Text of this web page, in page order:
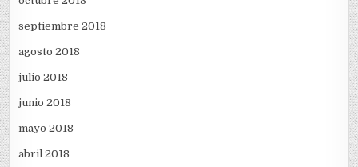
septiembre 2018
agosto 2018
julio 2018
junio 2018
mayo 2018
abril 2018